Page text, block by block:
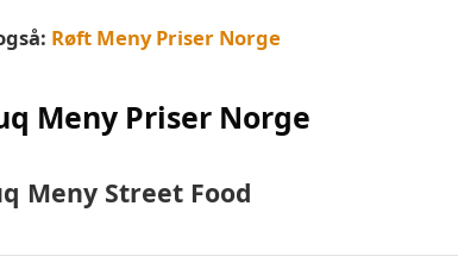
Røft Meny Priser Norge
Meny Priser Norge
Meny Street Food